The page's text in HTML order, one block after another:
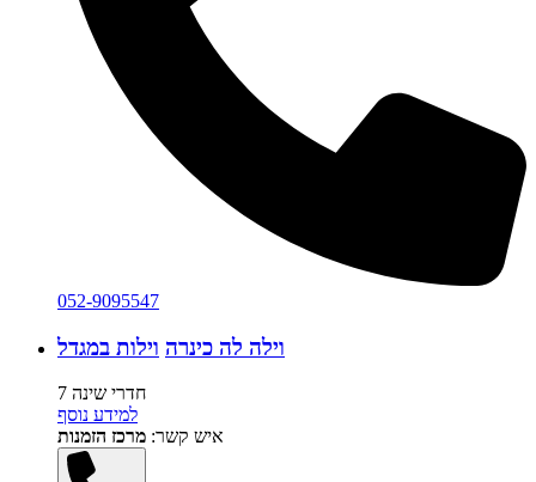
052-9095547
וילה לה כינרה וילות במגדל
7 חדרי שינה
למידע נוסף
איש קשר: מרכז הזמנות